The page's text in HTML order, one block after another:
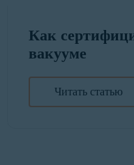
Как
вакууме
Читать статью